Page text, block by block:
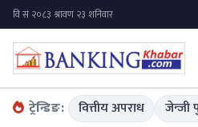
ट्रेन्डिङ: वित्तीय अपराध जेन्जी